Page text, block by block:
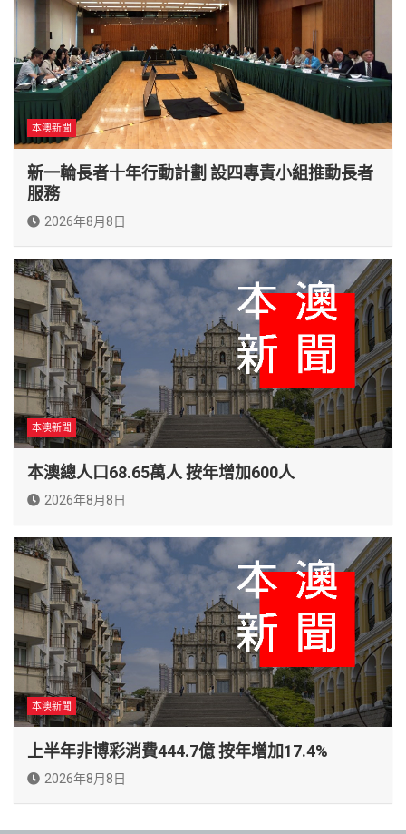
本澳新聞
新一輪長者十年行動計劃 設四專責小組推動長者
服務
2026年8月8日
本澳新聞
本澳總人口68.65萬人 按年增加600人
2026年8月8日
本澳新聞
上半年非博彩消費444.7億 按年增加17.4%
2026年8月8日